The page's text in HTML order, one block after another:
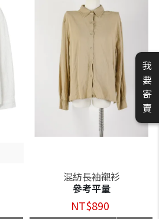
混紡長袖襯衫
參考平量
NT$890
我
要
寄
賣